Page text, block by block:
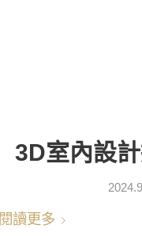
3D室內設
閱讀更多